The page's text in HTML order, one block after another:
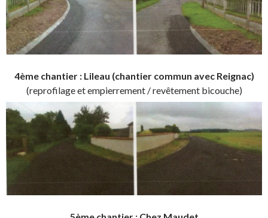
4ème chantier : Lileau (chantier commun avec Reignac)
(reprofilage et empierrement / revêtement bicouche)